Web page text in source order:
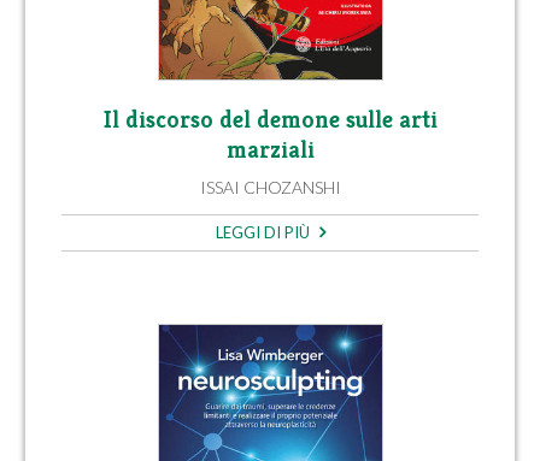
Il discorso del demone sulle arti
marziali
ISSAI CHOZANSHI
LEGGI DI PIÙ